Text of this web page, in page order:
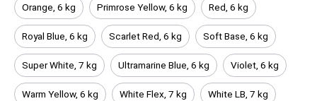
Orange, 6 kg Primrose Yellow, 6 kg Red, 6 kg
Royal Blue, 6 kg Scarlet Red, 6 kg Soft Base, 6 kg
Super White, 7 kg Ultramarine Blue, 6 kg Violet, 6 kg
Warm Yellow, 6 kg White Flex, 7 kg White LB, 7 kg